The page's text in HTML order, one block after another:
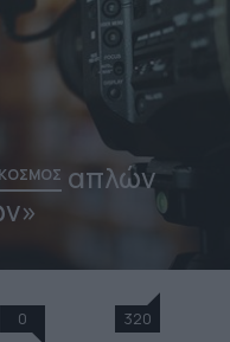
ΚΟΣΜΟΣ απλών
0 320